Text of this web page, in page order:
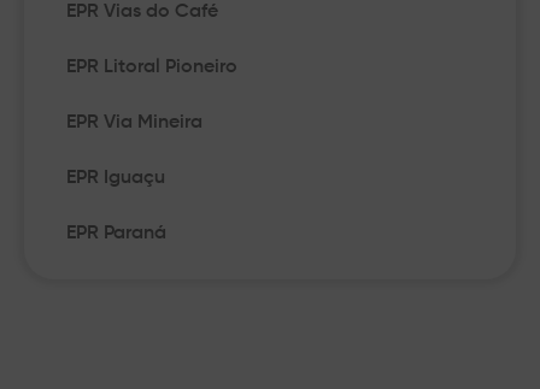
EPR Vias do Café
EPR Litoral Pioneiro
EPR Via Mineira
EPR Iguaçu
EPR Paraná